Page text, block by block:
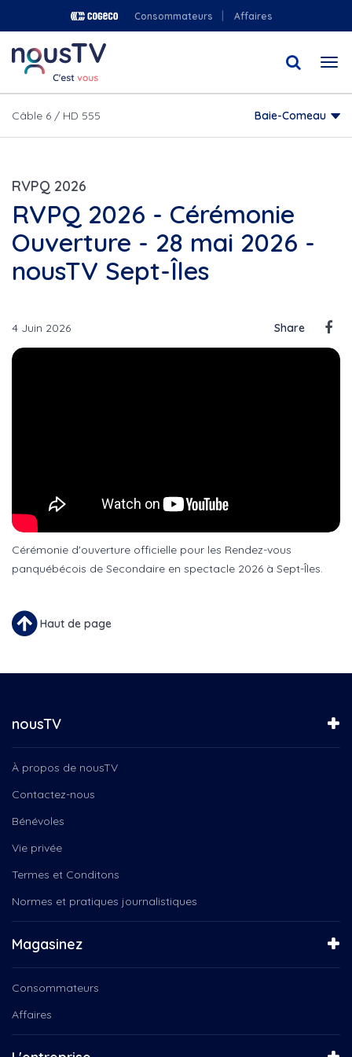
au
contenu
principal
Consommateurs Affaires
Câble 6 / HD 555 Baie-Comeau
RVPQ 2026
RVPQ 2026 - Cérémonie
Ouverture - 28 mai 2026 -
nousTV Sept-Îles
4 Juin 2026 Share
Cérémonie d'ouverture officielle pour les Rendez-vous
panquébécois de Secondaire en spectacle 2026 à Sept-Îles.
Haut de page
nousTV
À propos de nousTV
Contactez-nous
Bénévoles
Vie privée
Termes et Conditons
Normes et pratiques journalistiques
Magasinez
Consommateurs
Affaires